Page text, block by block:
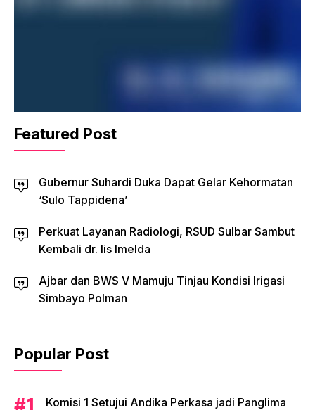
Featured Post
Gubernur Suhardi Duka Dapat Gelar Kehormatan
‘Sulo Tappidena’
Perkuat Layanan Radiologi, RSUD Sulbar Sambut
Kembali dr. Iis Imelda
Ajbar dan BWS V Mamuju Tinjau Kondisi Irigasi
Simbayo Polman
Popular Post
Komisi 1 Setujui Andika Perkasa jadi Panglima